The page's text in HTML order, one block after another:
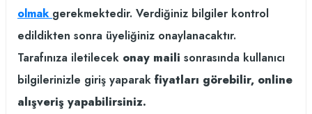
olmak gerekmektedir. Verdiğiniz bilgiler kontrol
edildikten sonra üyeliğiniz onaylanacaktır.
Tarafınıza iletilecek onay maili sonrasında kullanıcı
bilgilerinizle giriş yaparak fiyatları görebilir, online
alışveriş yapabilirsiniz.